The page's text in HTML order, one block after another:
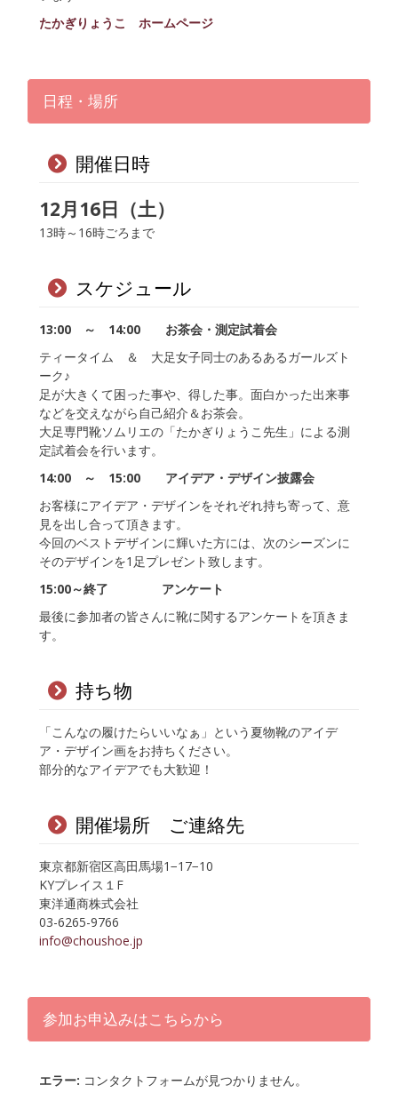
たかぎりょうこ ホームページ
日程・場所
開催日時
12月16日（土）
13時～16時ごろまで
スケジュール
13:00 ～ 14:00 お茶会・測定試着会
ティータイム ＆ 大足女子同士のあるあるガールズト
ーク♪
足が大きくて困った事や、得した事。面白かった出来事
などを交えながら自己紹介＆お茶会。
大足専門靴ソムリエの「たかぎりょうこ先生」による測
定試着会を行います。
14:00 ～ 15:00 アイデア・デザイン披露会
お客様にアイデア・デザインをそれぞれ持ち寄って、意
見を出し合って頂きます。
今回のベストデザインに輝いた方には、次のシーズンに
そのデザインを1足プレゼント致します。
15:00～終了 アンケート
最後に参加者の皆さんに靴に関するアンケートを頂きま
す。
持ち物
「こんなの履けたらいいなぁ」という夏物靴のアイデ
ア・デザイン画をお持ちください。
部分的なアイデアでも大歓迎！
開催場所 ご連絡先
東京都新宿区高田馬場1−17−10
KYプレイス１F
東洋通商株式会社
03-6265-9766
info@choushoe.jp
参加お申込みはこちらから
エラー: コンタクトフォームが見つかりません。